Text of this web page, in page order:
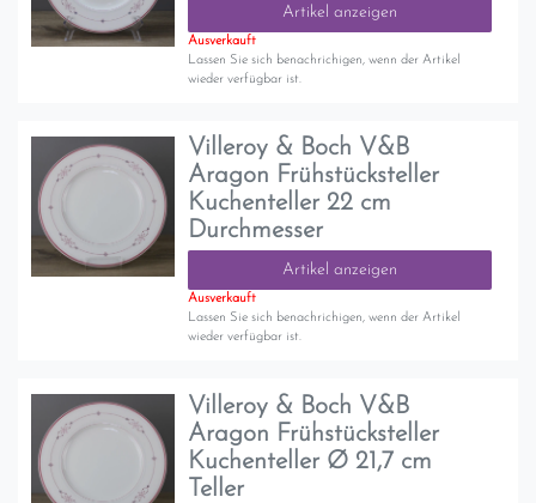
Artikel anzeigen
Ausverkauft
Lassen Sie sich benachrichigen, wenn der Artikel
wieder verfügbar ist.
Villeroy & Boch V&B
Aragon Frühstücksteller
Kuchenteller 22 cm
Durchmesser
Artikel anzeigen
Ausverkauft
Lassen Sie sich benachrichigen, wenn der Artikel
wieder verfügbar ist.
Villeroy & Boch V&B
Aragon Frühstücksteller
Kuchenteller Ø 21,7 cm
Teller